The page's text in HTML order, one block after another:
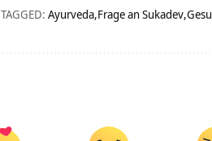
TAGGED: Ayurveda Frage an Sukadev